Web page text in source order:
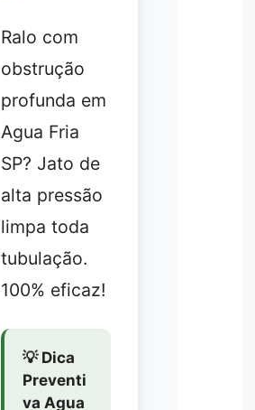
Ralo com
obstrução
profunda em
Agua Fria
SP? Jato de
alta pressão
limpa toda
tubulação.
100% eficaz!
💡 Dica
Preventi
va Agua